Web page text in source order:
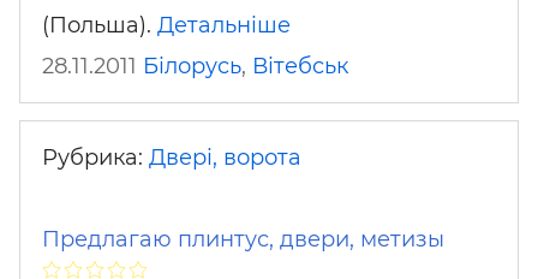
(Польша). Детальніше
28.11.2011 Білорусь, Вітебськ
Рубрика: Двері, ворота
Предлагаю плинтус, двери, метизы